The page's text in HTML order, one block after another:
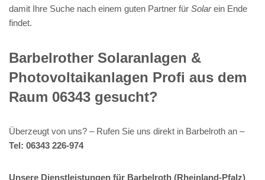
damit Ihre Suche nach einem guten Partner für Solarein Ende
findet.
Barbelrother Solaranlagen &
Photovoltaikanlagen Profi aus dem
Raum 06343 gesucht?
Überzeugt von uns? – Rufen Sie uns direkt in Barbelroth an –
Tel: 06343 226-974
Unsere Dienstleistungen für Barbelroth (Rheinland-Pfalz)